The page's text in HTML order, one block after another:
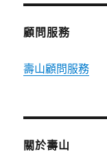
顧問服務
壽山顧問服務
關於壽山